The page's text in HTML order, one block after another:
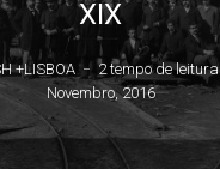
XIX
+LISBOA 2 tempo de leitura
Novembro, 2016